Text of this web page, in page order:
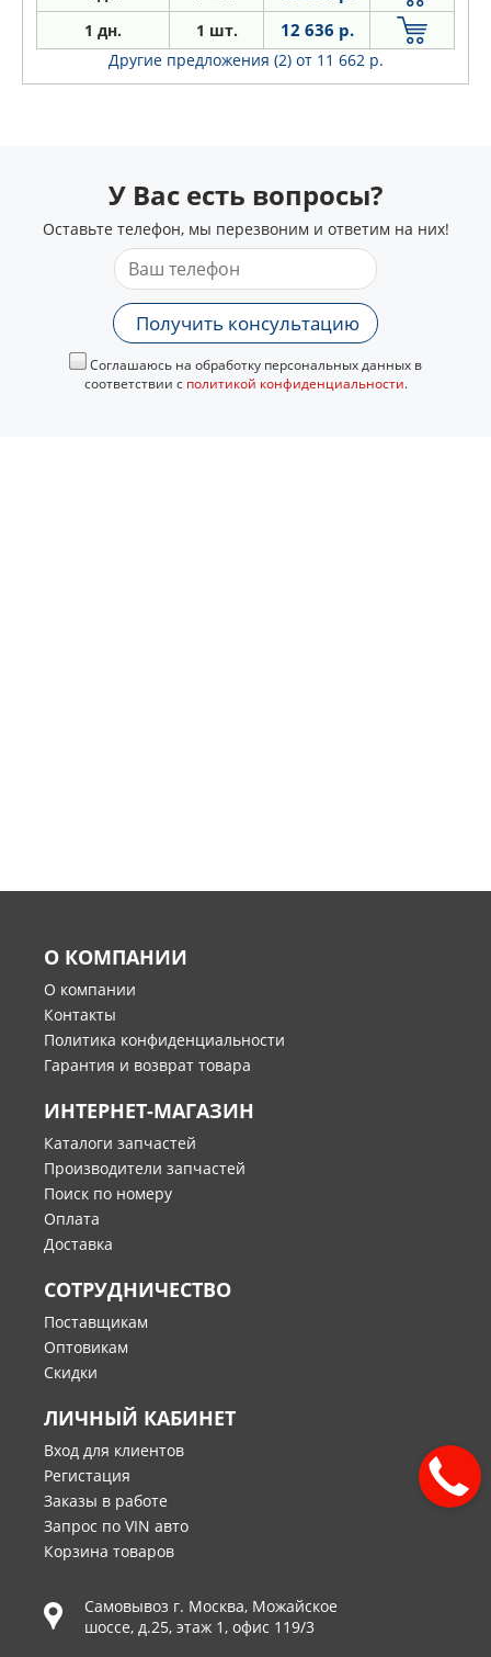
1 дн. 1 шт. 12 636 р.
Другие предложения (2) от 11 662 р.
У Вас есть вопросы?
Оставьте телефон, мы перезвоним и ответим на них!
Получить консультацию
Соглашаюсь на обработку персональных данных в
соответствии с политикой конфиденциальности.
О КОМПАНИИ
О компании
Контакты
Политика конфиденциальности
Гарантия и возврат товара
ИНТЕРНЕТ-МАГАЗИН
Каталоги запчастей
Производители запчастей
Поиск по номеру
Оплата
Доставка
СОТРУДНИЧЕСТВО
Поставщикам
Оптовикам
Скидки
ЛИЧНЫЙ КАБИНЕТ
Вход для клиентов
Регистация
Заказы в работе
Запрос по VIN авто
Корзина товаров
Самовывоз г. Москва, Можайское
шоссе, д.25, этаж 1, офис 119/3